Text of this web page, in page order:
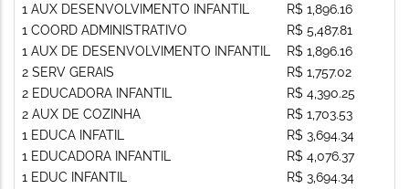
1 AUX DESENVOLVIMENTO INFANTIL
1 COORD ADMINISTRATIVO
1 AUX DE DESENVOLVIMENTO INFANTIL
2 SERV GERAIS
2 EDUCADORA INFANTIL
2 AUX DE COZINHA
1 EDUCA INFATIL
1 EDUCADORA INFANTIL
1 EDUC INFANTIL
R$ 1,896.16
R$ 5,487.81
R$ 1,896.16
R$ 1,757.02
R$ 4,390.25
R$ 1,703.53
R$ 3,694.34
R$ 4,076.37
R$ 3,694.34